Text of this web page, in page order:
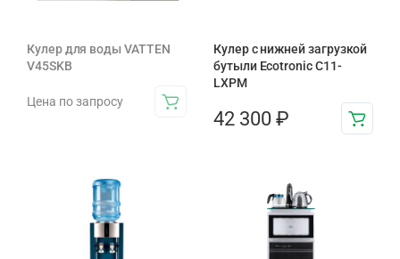
Кулер для воды VATTEN
V45SKB
Цена по запросу
Кулер с нижней загрузкой
бутыли Ecotronic C11-
LXPM
42 300 ₽